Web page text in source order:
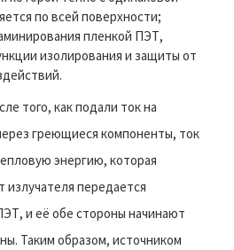
по всей поверхности;
пленкой ПЭТ,
изолирования и защиты от
того, как подали ток на
греющиеся компоненты, ток
энергию, которая
передается
и её обе стороны начинают
Таким образом, источником